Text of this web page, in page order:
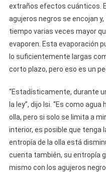
extraños efectos cuánticos.
agujeros negros se encojan
tiempo varias veces mayor
evaporen. Esta evaporación
lo suficientemente largas
corto plazo, pero eso es un
“Estadísticamente, durante
la ley”, dijo Isi. “Es como
olla, pero si solo se limita a
interior, es posible que tenga
entropía de la olla está
cuenta también, su entropía
mismo con los agujeros